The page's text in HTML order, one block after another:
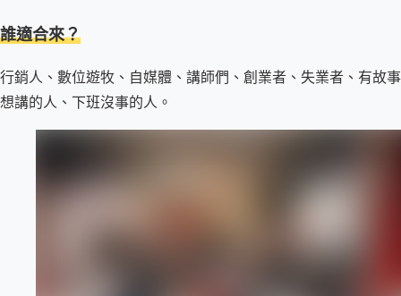
誰適合來？
行銷人、數位遊牧、自媒體、講師們、創業者、失業者、有故事
想講的人、下班沒事的人。